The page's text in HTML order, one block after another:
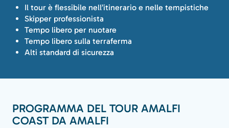
Il tour è flessibile nell’itinerario e nelle tempistiche
Skipper professionista
Tempo libero per nuotare
Tempo libero sulla terraferma
Alti standard di sicurezza
PROGRAMMA DEL TOUR AMALFI
COAST DA AMALFI